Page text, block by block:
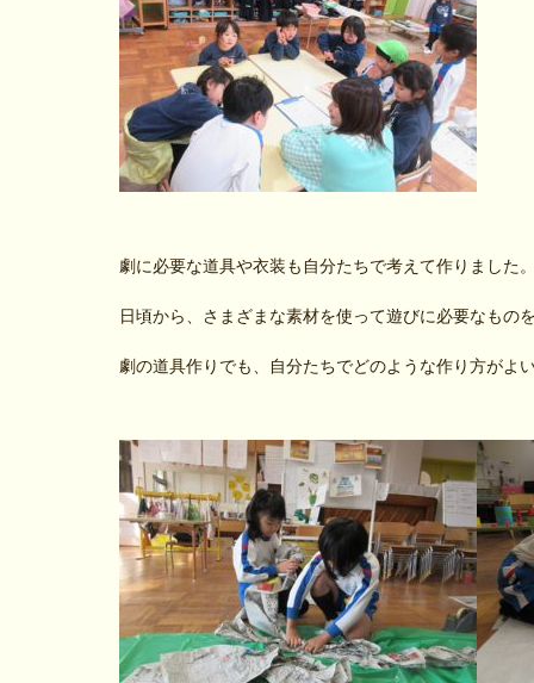
劇に必要な道具や衣装も自分たちで考えて作りました
日頃から、さまざまな素材を使って遊びに必要なもの
劇の道具作りでも、自分たちでどのような作り方がよ